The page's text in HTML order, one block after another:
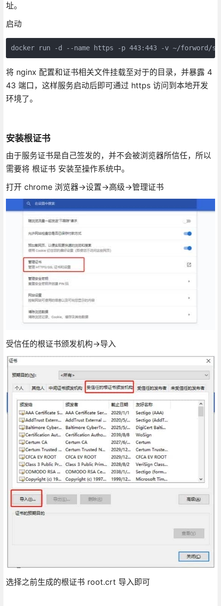
址。
启动
将 nginx 配置和证书相关文件挂载至对于的目录，并暴露 4
43 端口，这样服务启动后即可通过 https 访问到本地开发
环境了。
安装根证书
由于服务证书是自己签发的，并不会被浏览器所信任，所以
需要将 根证书 安装至操作系统中。
打开 chrome 浏览器->设置->高级->管理证书
受信任的根证书颁发机构->导入
选择之前生成的根证书 root.crt 导入即可